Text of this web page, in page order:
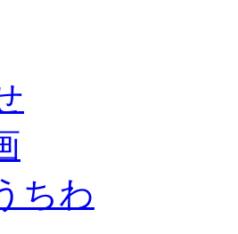
ちわ